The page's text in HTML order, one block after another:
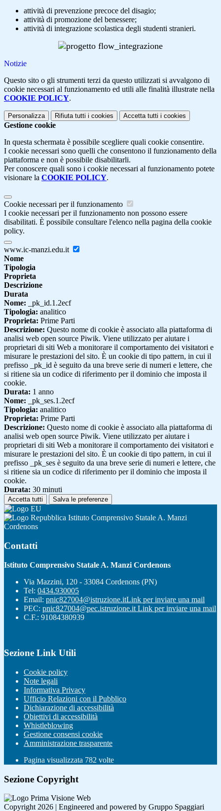
attività di prevenzione precoce del disagio;
attività di promozione del benessere;
attività di integrazione scolastica degli studenti stranieri.
Notizie
Questo sito o gli strumenti terzi da questo utilizzati si avvalgono di
cookie necessari al funzionamento ed utili alle finalità illustrate nella
COOKIE POLICY.
Personalizza Rifiuta tutti i cookies Accetta tutti i cookies
Gestione cookie
In questa schermata è possibile scegliere quali cookie consentire.
I cookie necessari sono quelli che consentono il funzionamento della
piattaforma e non è possibile disabilitarli.
Per conoscere quali sono i cookie necessari al funzionamento potete
visionare la COOKIE POLICY.
Cookie necessari per il funzionamento
I cookie necessari per il funzionamento non possono essere
disabilitati. È possibile consultare l'elenco nella pagina della cookie
policy.
www.ic-manzi.edu.it
Nome
Tipologia
Proprieta
Descrizione
Durata
Nome: _pk_id.1.2ecf
Tipologia: analitico
Proprieta: Prime Parti
Descrizione: Questo nome di cookie è associato alla piattaforma di
analisi web open source Piwik. Viene utilizzato per aiutare i
proprietari di siti Web a monitorare il comportamento dei visitatori e
misurare le prestazioni del sito. È un cookie di tipo pattern, in cui il
prefisso _pk_id è seguito da una breve serie di numeri e lettere, che
si ritiene sia un codice di riferimento per il dominio che imposta il
cookie.
Durata: 1 anno
Nome: _pk_ses.1.2ecf
Tipologia: analitico
Proprieta: Prime Parti
Descrizione: Questo nome di cookie è associato alla piattaforma di
analisi web open source Piwik. Viene utilizzato per aiutare i
proprietari di siti Web a monitorare il comportamento dei visitatori e
misurare le prestazioni del sito. È un cookie di tipo pattern, in cui il
prefisso _pk_ses è seguito da una breve serie di numeri e lettere, che
si ritiene sia un codice di riferimento per il dominio che imposta il
cookie.
Durata: 30 minuti
Accetta tutti Salva le preferenze
Istituto Comprensivo Statale A. Manzi
Cordenons
Contatti
Istituto Comprensivo Statale A. Manzi Cordenons
Via Mazzini, 120 - 33084 Cordenons (PN)
Tel: 0434.930005
Email: pnic827004@istruzione.itLink per inviare una mail
PEC: pnic827004@pec.istruzione.it Link per inviare una mail
C.F.: 91084380939
Sezione Link Utili
Cookie policy
Note legali
Informativa Privacy
Ufficio Relazioni con il Pubblico
Dichiarazione di accessibilità
Obiettivi di accessibilità
Whistleblowing
Gestione consensi cookie
Amministrazione trasparente
Pagina visualizzata 782 volte
Sezione Copyright
Copyright 2026 | Engineered and powered by Gruppo Spaggiari